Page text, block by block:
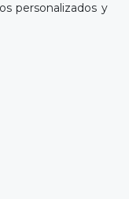
personalizados y